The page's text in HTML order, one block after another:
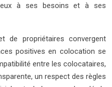
à ses besoins et à ses
de propriétaires convergent
positives en colocation se
entre les colocataires,
un respect des règles